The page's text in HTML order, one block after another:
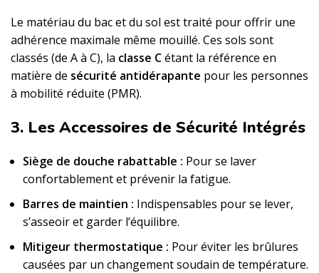
Le matériau du bac et du sol est traité pour offrir une
adhérence maximale même mouillé. Ces sols sont
classés (de A à C), la classe Cétant la référence en
matière de sécurité antidérapante pour les personnes
à mobilité réduite (PMR).
3. Les Accessoires de Sécurité Intégrés
Siège de douche rabattable : Pour se laver
confortablement et prévenir la fatigue.
Barres de maintien : Indispensables pour se lever,
s’asseoir et garder l’équilibre.
Mitigeur thermostatique : Pour éviter les brûlures
causées par un changement soudain de température.